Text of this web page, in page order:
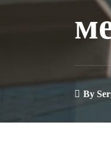
By